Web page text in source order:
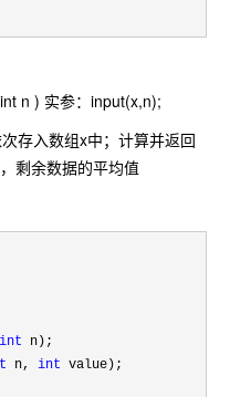
n ) 实参：input(x,n);
存入数组x中；计算并返回
剩余数据的平均值
int
n, int